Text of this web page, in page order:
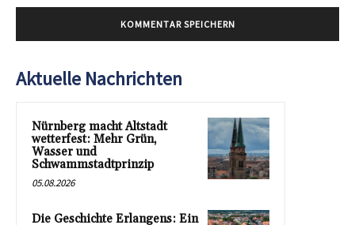
Aktuelle Nachrichten
Nürnberg macht Altstadt
wetterfest: Mehr Grün,
Wasser und
Schwammstadtprinzip
05.08.2026
Die Geschichte Erlangens: Ein